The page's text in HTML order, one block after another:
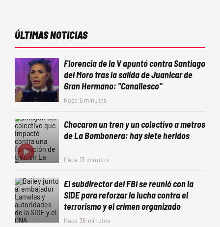
ÚLTIMAS NOTICIAS
Florencia de la V apuntó contra Santiago
del Moro tras la salida de Juanicar de
Gran Hermano: "Canallesco"
Hace 6 minutos
Chocaron un tren y un colectivo a metros
de La Bombonera: hay siete heridos
Hace 13 minutos
El subdirector del FBI se reunió con la
SIDE para reforzar la lucha contra el
terrorismo y el crimen organizado
Hace 38 minutos